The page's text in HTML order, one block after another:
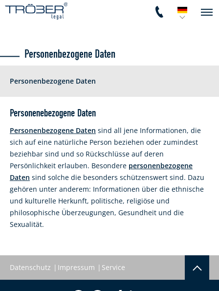
Personenbezogene Daten
Personenbezogene Daten
Personenebezogene Daten
Personenbezogene Daten sind all jene Informationen, die
sich auf eine natürliche Person beziehen oder zumindest
beziehbar sind und so Rückschlüsse auf deren
Persönlichkeit erlauben. Besondere personenbezogene
Daten sind solche die besonders schützenswert sind. Dazu
gehören unter anderem: Informationen über die ethnische
und kulturelle Herkunft, politische, religiöse und
philosophische Überzeugungen, Gesundheit und die
Sexualität.
Datenschutz Impressum Service